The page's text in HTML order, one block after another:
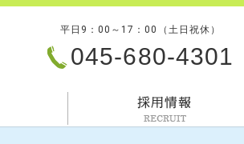
平日9：00～17：00（土日祝休）
045-680-4301